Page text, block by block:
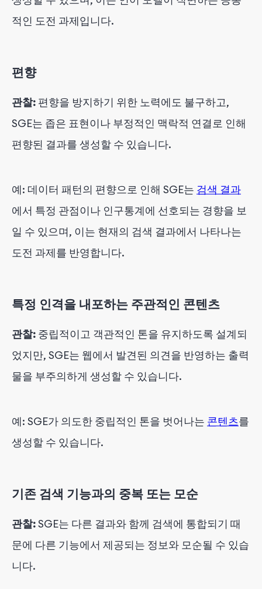
적인 도전 과제입니다.
편향
관찰: 편향을 방지하기 위한 노력에도 불구하고,
SGE는 좁은 표현이나 부정적인 맥락적 연결로 인해
편향된 결과를 생성할 수 있습니다.
예: 데이터 패턴의 편향으로 인해 SGE는 검색 결과
에서 특정 관점이나 인구통계에 선호되는 경향을 보
일 수 있으며, 이는 현재의 검색 결과에서 나타나는
도전 과제를 반영합니다.
특정 인격을 내포하는 주관적인 콘텐츠
관찰: 중립적이고 객관적인 톤을 유지하도록 설계되
었지만, SGE는 웹에서 발견된 의견을 반영하는 출력
물을 부주의하게 생성할 수 있습니다.
예: SGE가 의도한 중립적인 톤을 벗어나는 콘텐츠를
생성할 수 있습니다.
기존 검색 기능과의 중복 또는 모순
관찰:SGE는 다른 결과와 함께 검색에 통합되기 때
문에 다른 기능에서 제공되는 정보와 모순될 수 있습
니다.